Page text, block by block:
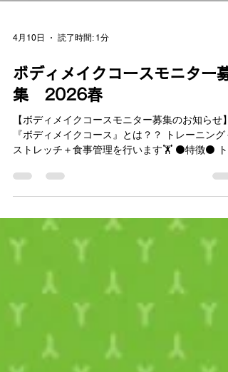
4月10日 読了時間: 1分
ボディメイクコースモニター募
集 2026春
【ボディメイクコースモニター募集のお知らせ】
ーニングだけではなくストレッチも行います🧘 →
筋肉痛にならず次の日に疲れが残りにくい✨ ま
た、酸素BOXも入り放題なので、血流が良くな
り、 疲労回復や免疫力向上効果も期待できます
ンドせず “太りにくい身体作り”のメゾットを伝授
します🤫 お申し込み条件 ・3ヶ月で変わりたい明
定しても構わない ・ビフォアーアフターで写真
影OK ・WEBやSNSに掲載可能（顔出しNG可🙆‍♀️
年齢や性別は問いません😄 前回との変更点 ・週２